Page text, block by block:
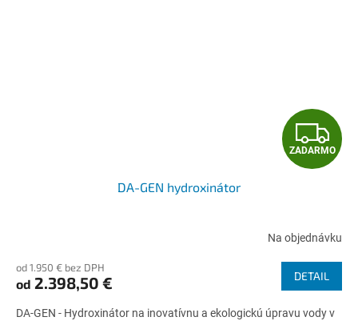
Z
A
A
R
M
ZADARMO
DA-GEN hydroxinátor
Na objednávku
od 1.950 € bez DPH
od 2.398,50 € DETAIL
DA-GEN - Hydroxinátor na inovatívnu a ekologickú úpravu vody v